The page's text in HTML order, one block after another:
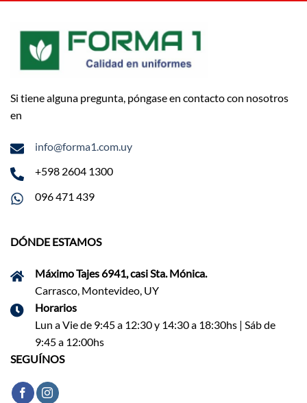
Si tiene alguna pregunta, póngase en contacto con nosotros
en
info@forma1.com.uy
+598 2604 1300
096 471 439
DÓNDE ESTAMOS
Máximo Tajes 6941, casi Sta. Mónica.
Carrasco, Montevideo, UY
Horarios
Lun a Vie de 9:45 a 12:30 y 14:30 a 18:30hs | Sáb de
9:45 a 12:00hs
SEGUÍNOS